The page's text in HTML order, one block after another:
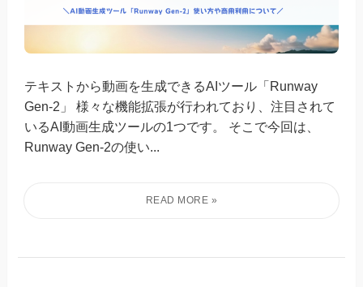
テキストから動画を生成できるAIツール「Runway
Gen-2」 様々な機能拡張が行われており、注目されて
いるAI動画生成ツールの1つです。 そこで今回は、
Runway Gen-2の使い...